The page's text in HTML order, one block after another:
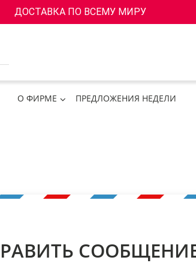
ДОСТАВКА ПО ВСЕМУ МИРУ
О ФИРМЕ ПРЕДЛОЖЕНИЯ НЕДЕЛИ